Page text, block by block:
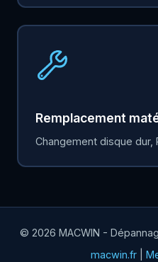
Remplacement
Changement disque dur,
© 2026 MACWIN -
macwin.fr|